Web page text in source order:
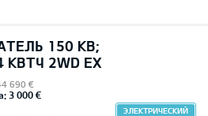
150 КВ;
2WD EX
690 €
3 000 €
ЭЛЕКТРИЧЕСКИЙ